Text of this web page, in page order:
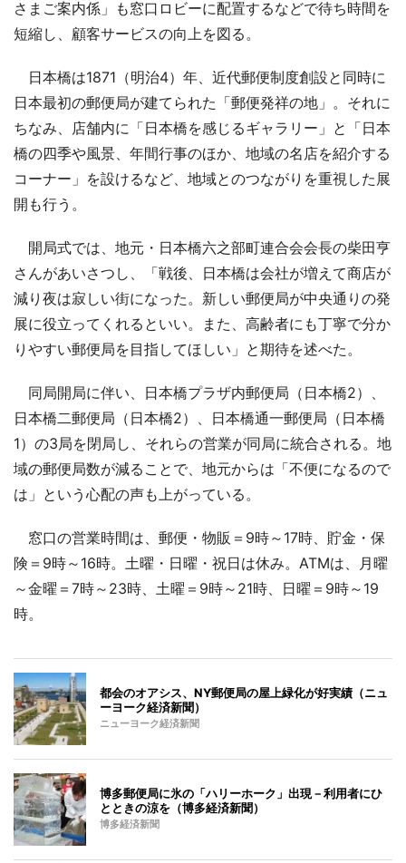
さまご案内係」も窓口ロビーに配置するなどで待ち時間を
短縮し、顧客サービスの向上を図る。
日本橋は1871（明治4）年、近代郵便制度創設と同時に
日本最初の郵便局が建てられた「郵便発祥の地」。それに
ちなみ、店舗内に「日本橋を感じるギャラリー」と「日本
橋の四季や風景、年間行事のほか、地域の名店を紹介する
コーナー」を設けるなど、地域とのつながりを重視した展
開も行う。
開局式では、地元・日本橋六之部町連合会会長の柴田亨
さんがあいさつし、「戦後、日本橋は会社が増えて商店が
減り夜は寂しい街になった。新しい郵便局が中央通りの発
展に役立ってくれるといい。また、高齢者にも丁寧で分か
りやすい郵便局を目指してほしい」と期待を述べた。
同局開局に伴い、日本橋プラザ内郵便局（日本橋2）、
日本橋二郵便局（日本橋2）、日本橋通一郵便局（日本橋
1）の3局を閉局し、それらの営業が同局に統合される。地
域の郵便局数が減ることで、地元からは「不便になるので
は」という心配の声も上がっている。
窓口の営業時間は、郵便・物販＝9時～17時、貯金・保
険＝9時～16時。土曜・日曜・祝日は休み。ATMは、月曜
～金曜＝7時～23時、土曜＝9時～21時、日曜＝9時～19
時。
都会のオアシス、NY郵便局の屋上緑化が好実績（ニュ
ーヨーク経済新聞）
ニューヨーク経済新聞
博多郵便局に氷の「ハリーホーク」出現－利用者にひ
とときの涼を（博多経済新聞）
博多経済新聞